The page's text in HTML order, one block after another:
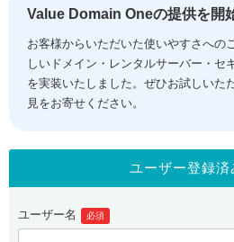
ドメイン移管
ドメイン価格一覧
ドメイン一括検索
.jpドメインオークション
gTLDオークション NEW!
.jpドメインバックオーダー
コアサーバー
バリューサーバー
XREA
セキュリティトップ
Value Domain ネットde診断
SSL証明書
サービストップ
お得意様割引
紹介制度
ログイン
Value Domain Oneの提供を開
お客様からいただいた使いやすさへの
しいドメイン・レンタルサーバー・セ
を実装いたしました。ぜひお試しいた
見をお寄せください。
ユーザー登録済
ユーザー名 必須